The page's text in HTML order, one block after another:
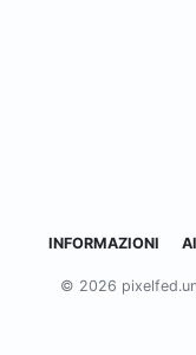
INFORMAZIONI
© 2026